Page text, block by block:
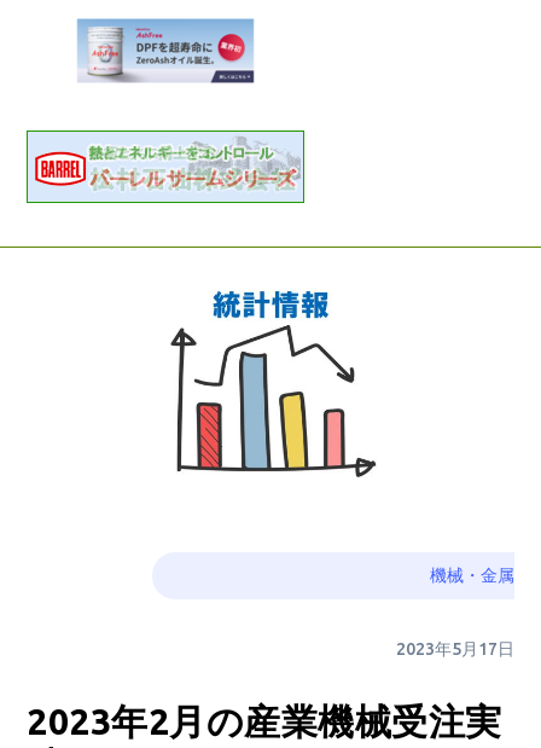
機械・金属
2023年5月17日
2023年2月の産業機械受注実